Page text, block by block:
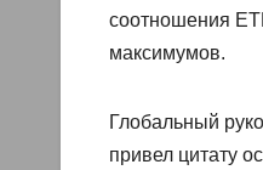
соотношения
максимумов.
Глобальный
привел цитату